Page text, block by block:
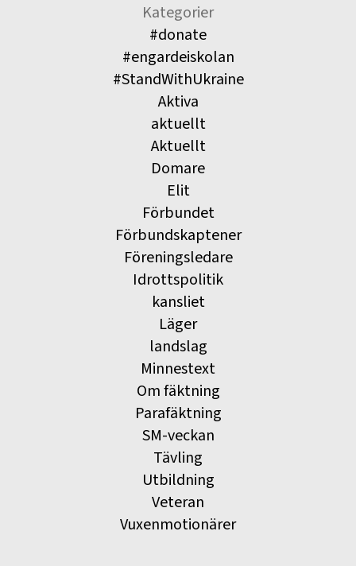
Kategorier
#donate
#engardeiskolan
#StandWithUkraine
Aktiva
aktuellt
Aktuellt
Domare
Elit
Förbundet
Förbundskaptener
Föreningsledare
Idrottspolitik
kansliet
Läger
landslag
Minnestext
Om fäktning
Parafäktning
SM-veckan
Tävling
Utbildning
Veteran
Vuxenmotionärer